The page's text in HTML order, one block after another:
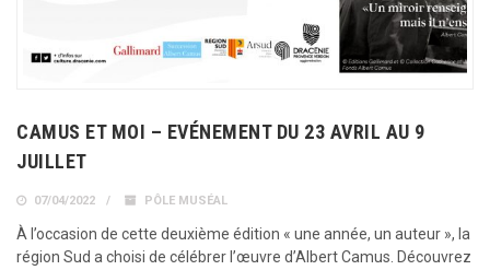
CAMUS ET MOI – EVÉNEMENT DU 23 AVRIL AU 9
JUILLET
07/04/2022 PÔLE MUSÉAL
À l’occasion de cette deuxième édition « une année, un auteur », la
région Sud a choisi de célébrer l’œuvre d’Albert Camus. Découvrez